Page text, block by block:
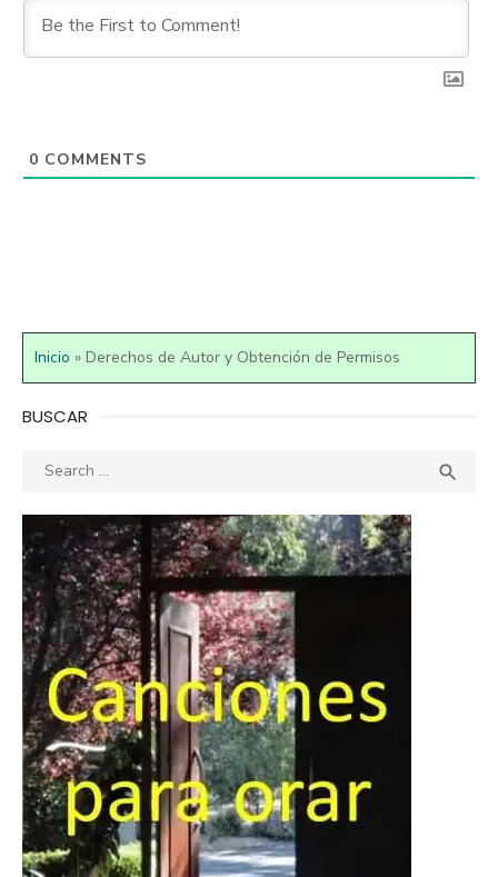
0 COMMENTS
Inicio » Derechos de Autor y Obtención de Permisos
BUSCAR
Search
